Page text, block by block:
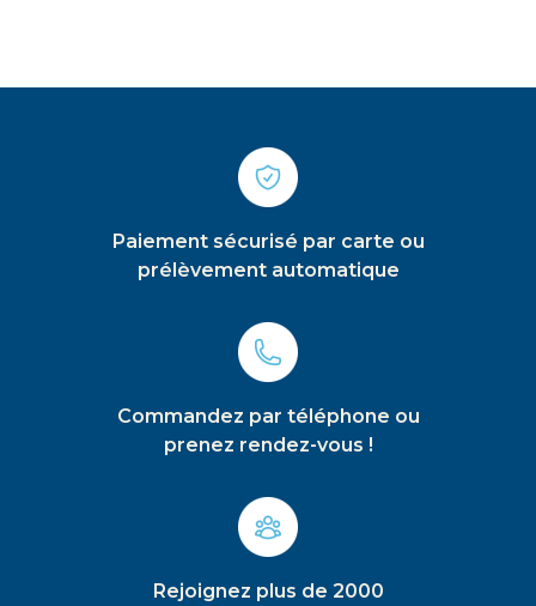
Paiement sécurisé par carte ou
prélèvement automatique
Commandez par téléphone ou
prenez rendez-vous !
Rejoignez plus de 2000